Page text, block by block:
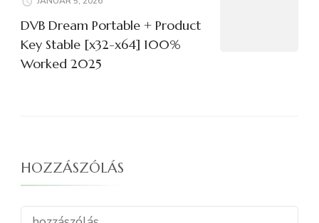
DVB Dream Portable + Product
Key Stable [x32-x64] 100%
Worked 2025
HOZZÁSZÓLÁS